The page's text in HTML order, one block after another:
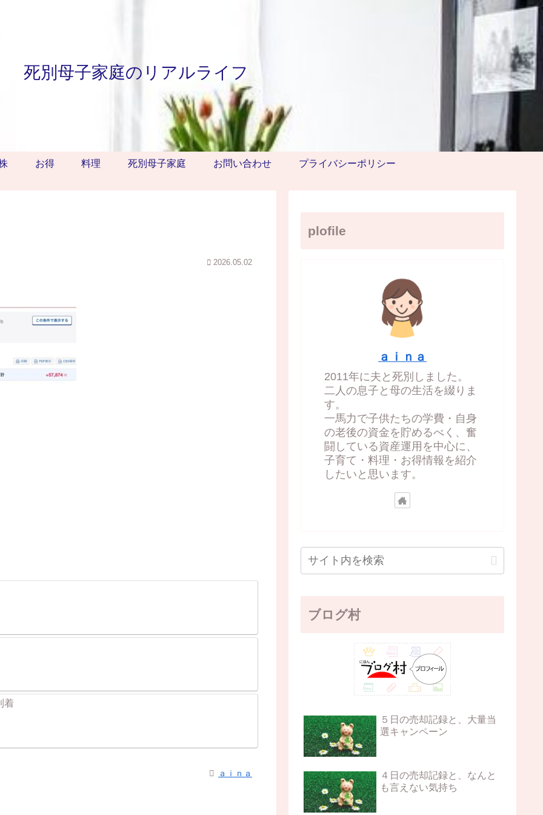
死別母子家庭のリアルライフ
お得 料理 死別母子家庭 お問い合わせ プライバシーポリシー
2026.05.02
着
ａｉｎａ
plofile
ａｉｎａ
2011年に夫と死別しました。
二人の息子と母の生活を綴りま
す。
一馬力で子供たちの学費・自身
の老後の資金を貯めるべく、奮
闘している資産運用を中心に、
子育て・料理・お得情報を紹介
したいと思います。
ブログ村
５日の売却記録と、大量当
選キャンペーン
４日の売却記録と、なんと
も言えない気持ち